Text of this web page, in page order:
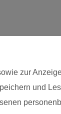
zur
und